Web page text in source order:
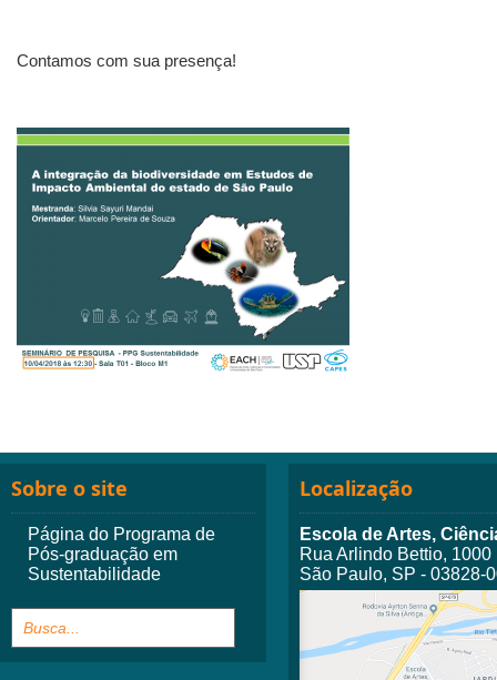
Contamos com sua presença!
Sobre o site
Página do Programa de
Pós-graduação em
Sustentabilidade
Localização
Escola de Artes,
Rua Arlindo Bettio, 1000
São Paulo, SP - 03828-